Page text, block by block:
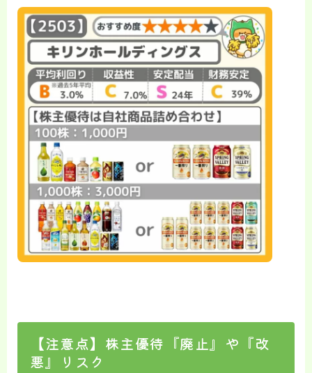
【注意点】株主優待『廃止』や『改
悪』リスク